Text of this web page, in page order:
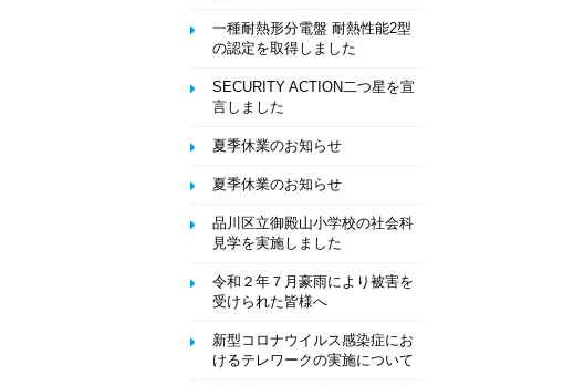
一種耐熱形分電盤 耐熱性能2型
の認定を取得しました
SECURITY ACTION二つ星を宣
言しました
夏季休業のお知らせ
夏季休業のお知らせ
品川区立御殿山小学校の社会科
見学を実施しました
令和２年７月豪雨により被害を
受けられた皆様へ
新型コロナウイルス感染症にお
けるテレワークの実施について